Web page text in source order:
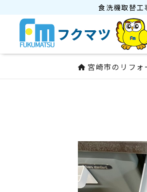
食洗機取替工
宮崎市のリフ